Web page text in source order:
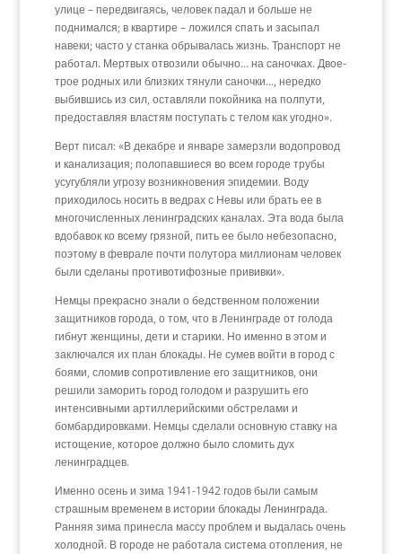
улице – передвигаясь, человек падал и больше не
поднимался; в квартире – ложился спать и засыпал
навеки; часто у станка обрывалась жизнь. Транспорт не
работал. Мертвых отвозили обычно… на саночках. Двое-
трое родных или близких тянули саночки…, нередко
выбившись из сил, оставляли покойника на полпути,
предоставляя властям поступать с телом как угодно».
Верт писал: «В декабре и январе замерзли водопровод
и канализация; полопавшиеся во всем городе трубы
усугубляли угрозу возникновения эпидемии. Воду
приходилось носить в ведрах с Невы или брать ее в
многочисленных ленинградских каналах. Эта вода была
вдобавок ко всему грязной, пить ее было небезопасно,
поэтому в феврале почти полутора миллионам человек
были сделаны противотифозные прививки».
Немцы прекрасно знали о бедственном положении
защитников города, о том, что в Ленинграде от голода
гибнут женщины, дети и старики. Но именно в этом и
заключался их план блокады. Не сумев войти в город с
боями, сломив сопротивление его защитников, они
решили заморить город голодом и разрушить его
интенсивными артиллерийскими обстрелами и
бомбардировками. Немцы сделали основную ставку на
истощение, которое должно было сломить дух
ленинградцев.
Именно осень и зима 1941-1942 годов были самым
страшным временем в истории блокады Ленинграда.
Ранняя зима принесла массу проблем и выдалась очень
холодной. В городе не работала система отопления, не